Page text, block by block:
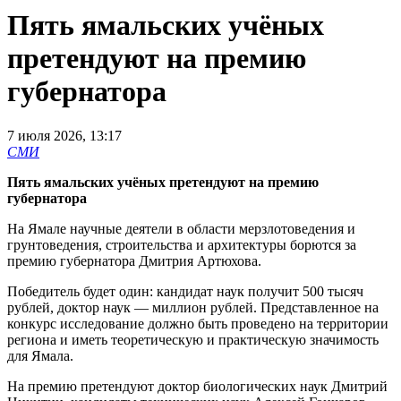
Пять ямальских учёных
претендуют на премию
губернатора
7 июля 2026, 13:17
СМИ
Пять ямальских учёных претендуют на премию
губернатора
На Ямале научные деятели в области мерзлотоведения и
грунтоведения, строительства и архитектуры борются за
премию губернатора Дмитрия Артюхова.
Победитель будет один: кандидат наук получит 500 тысяч
рублей, доктор наук — миллион рублей. Представленное на
конкурс исследование должно быть проведено на территории
региона и иметь теоретическую и практическую значимость
для Ямала.
На премию претендуют доктор биологических наук Дмитрий